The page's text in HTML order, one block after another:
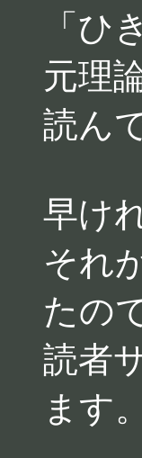
「ひ
元理
読ん
早け
それ
たの
読者
ます。